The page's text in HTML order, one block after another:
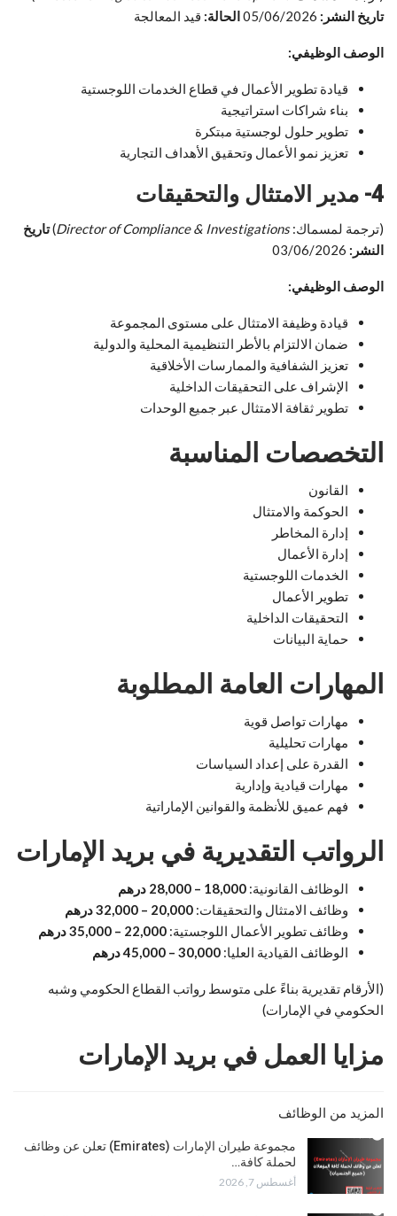
تاريخ النشر:
الحالة: قيد المعالجة
الوصف الوظيفي:
قيادة تطوير الأعمال في قطاع الخدمات اللوجستية
بناء شراكات استراتيجية
تطوير حلول لوجستية مبتكرة
تعزيز نمو الأعمال وتحقيق الأهداف التجارية
4- مدير الامتثال والتحقيقات
(ترجمة لمسماك:Director of Compliance & Investigations
)تاريخ
النشر:
الوصف الوظيفي:
قيادة وظيفة الامتثال على مستوى المجموعة
ضمان الالتزام بالأطر التنظيمية المحلية والدولية
تعزيز الشفافية والممارسات الأخلاقية
الإشراف على التحقيقات الداخلية
تطوير ثقافة الامتثال عبر جميع الوحدات
التخصصات المناسبة
القانون
الحوكمة والامتثال
إدارة المخاطر
إدارة الأعمال
الخدمات اللوجستية
تطوير الأعمال
التحقيقات الداخلية
حماية البيانات
المهارات العامة المطلوبة
مهارات تواصل قوية
مهارات تحليلية
القدرة على إعداد السياسات
مهارات قيادية وإدارية
فهم عميق للأنظمة والقوانين الإماراتية
الرواتب التقديرية في بريد الإمارات
الوظائف القانونية: 18,000 – 28,000 درهم
وظائف الامتثال والتحقيقات: 20,000 – 32,000 درهم
وظائف تطوير الأعمال اللوجستية: 22,000 – 35,000 درهم
الوظائف القيادية العليا: 30,000 – 45,000 درهم
(الأرقام تقديرية بناءً على متوسط رواتب القطاع الحكومي وشبه
الحكومي في الإمارات)
مزايا العمل في بريد الإمارات
المزيد من الوظائف
مجموعة طيران الإمارات (Emirates) تعلن عن وظائف
لحملة كافة…
أغسطس 7, 2026